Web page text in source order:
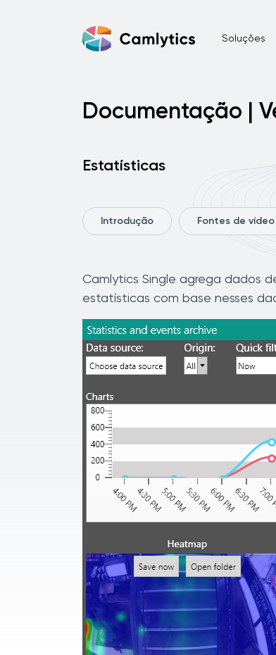
Soluções
Documentação |
Estatísticas
Introdução Fontes de vídeo
Camlytics Single agrega dados
estatísticas com base nesses